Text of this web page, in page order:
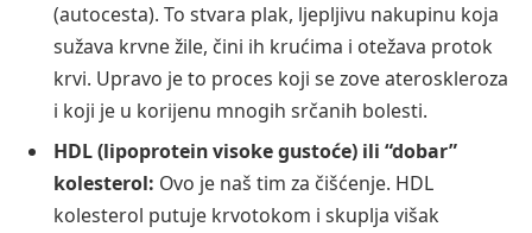
(autocesta). To stvara plak, ljepljivu nakupinu koja
sužava krvne žile, čini ih krućima i otežava protok
krvi. Upravo je to proces koji se zove ateroskleroza
i koji je u korijenu mnogih srčanih bolesti.
HDL (lipoprotein visoke gustoće) ili “dobar”
kolesterol: Ovo je naš tim za čišćenje. HDL
kolesterol putuje krvotokom i skuplja višak